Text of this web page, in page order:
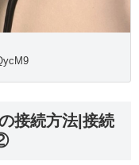
接続方法|接続